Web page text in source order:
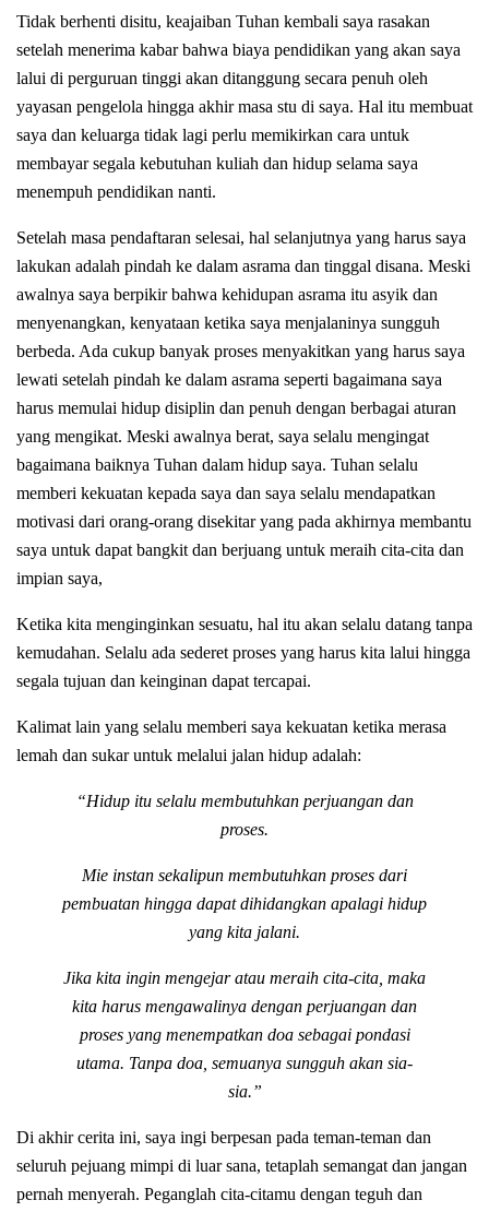
Tidak berhenti disitu, keajaiban Tuhan kembali saya rasakan
setelah menerima kabar bahwa biaya pendidikan yang akan saya
lalui di perguruan tinggi akan ditanggung secara penuh oleh
yayasan pengelola hingga akhir masa stu di saya. Hal itu membuat
saya dan keluarga tidak lagi perlu memikirkan cara untuk
membayar segala kebutuhan kuliah dan hidup selama saya
menempuh pendidikan nanti.
Setelah masa pendaftaran selesai, hal selanjutnya yang harus saya
lakukan adalah pindah ke dalam asrama dan tinggal disana. Meski
awalnya saya berpikir bahwa kehidupan asrama itu asyik dan
menyenangkan, kenyataan ketika saya menjalaninya sungguh
berbeda. Ada cukup banyak proses menyakitkan yang harus saya
lewati setelah pindah ke dalam asrama seperti bagaimana saya
harus memulai hidup disiplin dan penuh dengan berbagai aturan
yang mengikat. Meski awalnya berat, saya selalu mengingat
bagaimana baiknya Tuhan dalam hidup saya. Tuhan selalu
memberi kekuatan kepada saya dan saya selalu mendapatkan
motivasi dari orang-orang disekitar yang pada akhirnya membantu
saya untuk dapat bangkit dan berjuang untuk meraih cita-cita dan
impian saya,
Ketika kita menginginkan sesuatu, hal itu akan selalu datang tanpa
kemudahan. Selalu ada sederet proses yang harus kita lalui hingga
segala tujuan dan keinginan dapat tercapai.
Kalimat lain yang selalu memberi saya kekuatan ketika merasa
lemah dan sukar untuk melalui jalan hidup adalah:
“Hidup itu selalu membutuhkan perjuangan dan
proses.
Mie instan sekalipun membutuhkan proses dari
pembuatan hingga dapat dihidangkan apalagi hidup
yang kita jalani.
Jika kita ingin mengejar atau meraih cita-cita, maka
kita harus mengawalinya dengan perjuangan dan
proses yang menempatkan doa sebagai pondasi
utama. Tanpa doa, semuanya sungguh akan sia-
sia.”
Di akhir cerita ini, saya ingi berpesan pada teman-teman dan
seluruh pejuang mimpi di luar sana, tetaplah semangat dan jangan
pernah menyerah. Peganglah cita-citamu dengan teguh dan